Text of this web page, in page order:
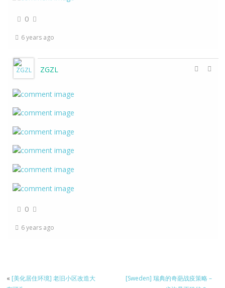
0
6 years ago
ZGZL
0
6 years ago
« [美化居住环境] 老旧小区改造大
[Sweden] 瑞典的奇葩战疫策略 –